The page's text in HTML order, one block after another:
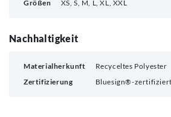
Größen
XS, S, M, L, XL, XXL
Nachhaltigkeit
Materialherkunft
Recyceltes Polyester
Zertifizierung
Bluesign®-zertifiziert